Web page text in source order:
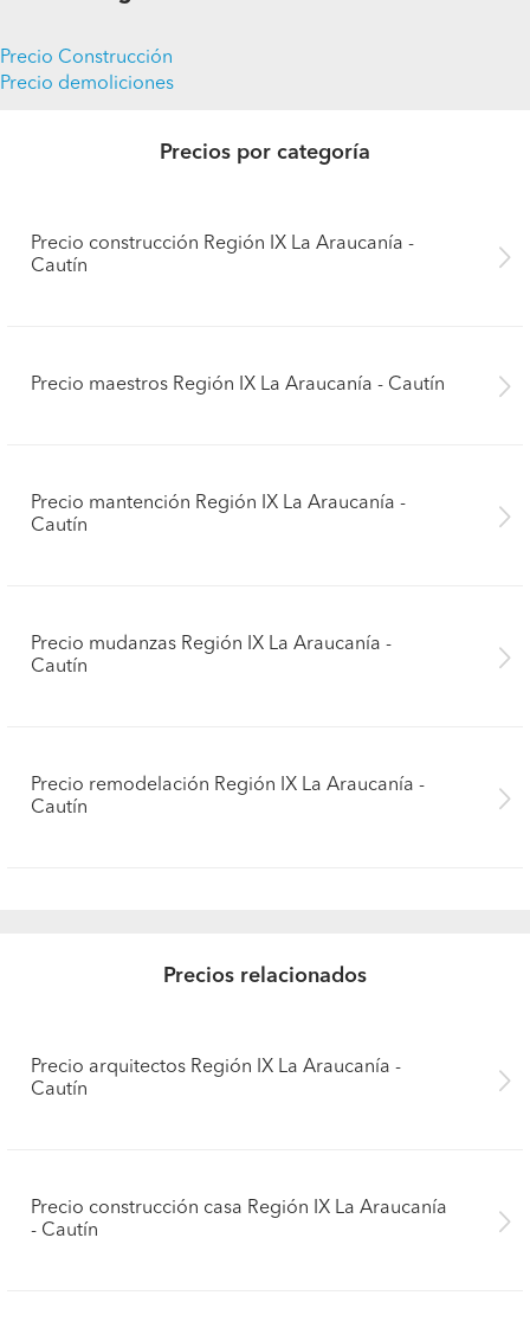
Precio Construcción
Precio demoliciones
Precios por categoría
Precio construcción Región IX La Araucanía -
Cautín
Precio maestros Región IX La Araucanía - Cautín
Precio mantención Región IX La Araucanía -
Cautín
Precio mudanzas Región IX La Araucanía -
Cautín
Precio remodelación Región IX La Araucanía -
Cautín
Precios relacionados
Precio arquitectos Región IX La Araucanía -
Cautín
Precio construcción casa Región IX La Araucanía
- Cautín